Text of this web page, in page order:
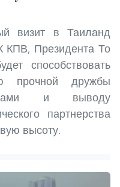
визит в Таиланд
КПВ, Президента То
способствовать
прочной дружбы
и выводу
партнерства
высоту.